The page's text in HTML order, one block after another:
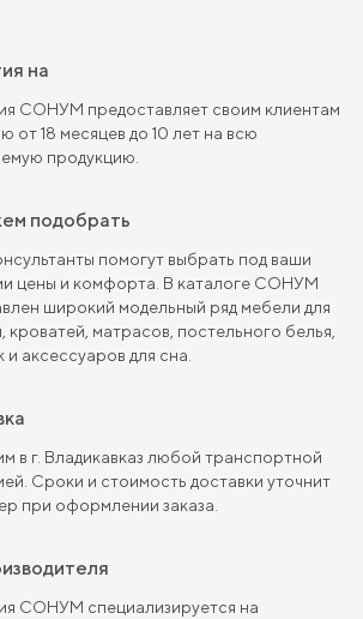
на
СОНУМ предоставляет своим клиентам
от 18 месяцев до 10 лет на всю
продукцию.
подобрать
помогут выбрать под ваши
цены и комфорта. В каталоге СОНУМ
широкий модельный ряд мебели для
кроватей, матрасов, постельного белья,
и аксессуаров для сна.
в г. Владикавказ любой транспортной
Сроки и стоимость доставки уточнит
при оформлении заказа.
СОНУМ специализируется на